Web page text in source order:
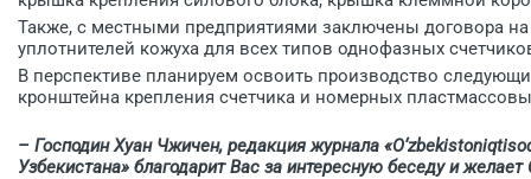
Также, с местными предприятиями заключены договора
уплотнителей кожуха для всех типов однофазных
В перспективе планируем освоить производство
кронштейна крепления счетчика и номерных
– Господин Хуан Чжичен, редакция журнала «O‘zbekiston
Узбекистана» благодарит Вас за интересную беседу и